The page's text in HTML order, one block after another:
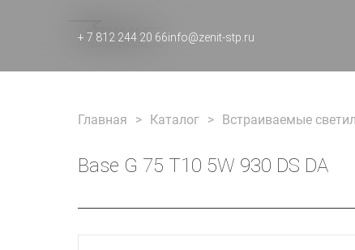
+ 7 812 244 20 66info@zenit-stp.ru
Главная Каталог Встраиваемые
Base G 75 T10 5W 930 DS DA